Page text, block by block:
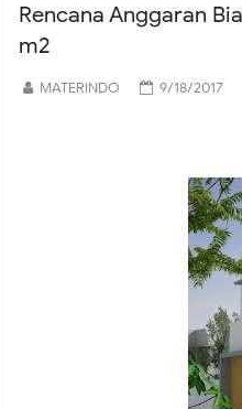
Rencana Anggaran
m2
MATERINDO 9/18/2017